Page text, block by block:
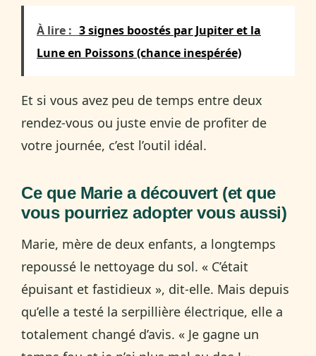
À lire : 3 signes boostés par Jupiter et la
Lune en Poissons (chance inespérée)
Et si vous avez peu de temps entre deux
rendez-vous ou juste envie de profiter de
votre journée, c’est l’outil idéal.
Ce que Marie a découvert (et que
vous pourriez adopter vous aussi)
Marie, mère de deux enfants, a longtemps
repoussé le nettoyage du sol. « C’était
épuisant et fastidieux », dit-elle. Mais depuis
qu’elle a testé la serpillière électrique, elle a
totalement changé d’avis. « Je gagne un